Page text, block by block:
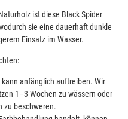
ist diese Black Spider
sie eine dauerhaft dunkle
Einsatz im Wasser.
anfänglich auftreiben. Wir
1–3 Wochen zu wässern oder
zu beschweren.